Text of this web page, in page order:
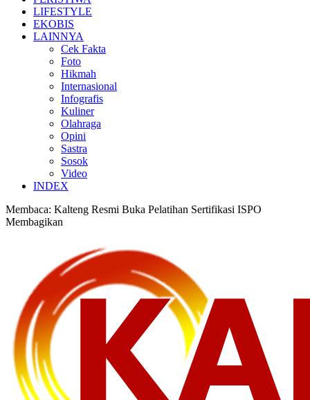
LIFESTYLE
EKOBIS
LAINNYA
Cek Fakta
Foto
Hikmah
Internasional
Infografis
Kuliner
Olahraga
Opini
Sastra
Sosok
Video
INDEX
Membaca: Kalteng Resmi Buka Pelatihan Sertifikasi ISPO
Membagikan